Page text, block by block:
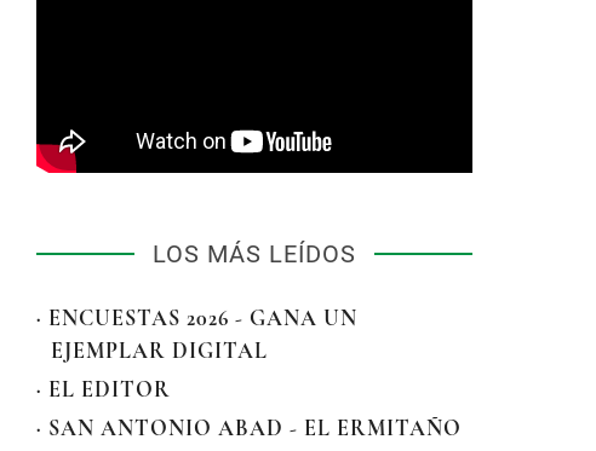
LOS MÁS LEÍDOS
· ENCUESTAS 2026 - GANA UN
EJEMPLAR DIGITAL
· EL EDITOR
· SAN ANTONIO ABAD - EL ERMITAÑO